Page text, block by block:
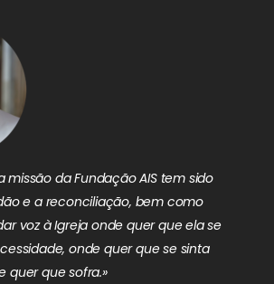
missão da Fundação AIS tem sido
e a reconciliação, bem como
voz à Igreja onde quer que ela se
onde quer que se sinta
quer que sofra.»